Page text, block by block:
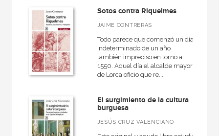
Sotos contra Riquelmes
JAIME CONTRERAS
Todo parece que comenzó un día
indeterminado de un año
también impreciso en torno a
1550. Aquel día el alcalde mayor
de Lorca oficio que re...
El surgimiento de la cultura
burguesa
JESÚS CRUZ VALENCIANO